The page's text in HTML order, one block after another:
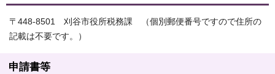
〒448-8501 刈谷市役所税務課 （個別郵便番号ですので住所の
記載は不要です。）
申請書等